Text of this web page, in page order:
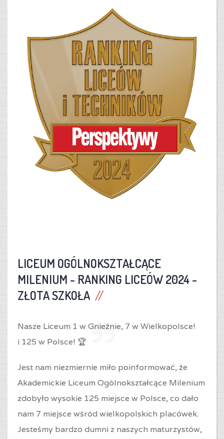
LICEUM OGÓLNOKSZTAŁCĄCE
MILENIUM - RANKING LICEÓW 2024 -
ZŁOTA SZKOŁA
Nasze Liceum 1 w Gnieźnie, 7 w Wielkopolsce!
i 125 w Polsce! 🏆
Jest nam niezmiernie miło poinformować, że
Akademickie Liceum Ogólnokształcące Milenium
zdobyło wysokie 125 miejsce w Polsce, co dało
nam 7 miejsce wśród wielkopolskich placówek.
Jesteśmy bardzo dumni z naszych maturzystów,